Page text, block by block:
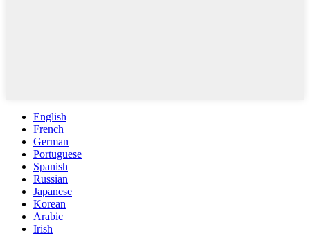
English
French
German
Portuguese
Spanish
Russian
Japanese
Korean
Arabic
Irish